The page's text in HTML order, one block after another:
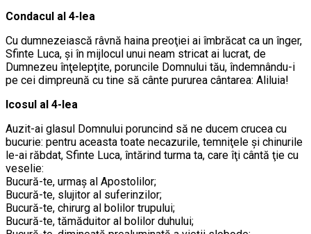
Condacul al 4-lea
Cu dumnezeiască râvnă haina preoţiei ai îmbrăcat ca un înger,
Sfinte Luca, şi în mijlocul unui neam stricat ai lucrat, de
Dumnezeu înţelepţite, poruncile Domnului tău, îndemnându-i
pe cei dimpreună cu tine să cânte pururea cântarea: Aliluia!
Icosul al 4-lea
Auzit-ai glasul Domnului poruncind să ne ducem crucea cu
bucurie: pentru aceasta toate necazurile, temniţele şi chinurile
le-ai răbdat, Sfinte Luca, întărind turma ta, care îţi cântă ţie cu
veselie:
Bucură-te, urmaş al Apostolilor;
Bucură-te, slujitor al suferinzilor;
Bucură-te, chirurg al bolilor trupului;
Bucură-te, tămăduitor al bolilor duhului;